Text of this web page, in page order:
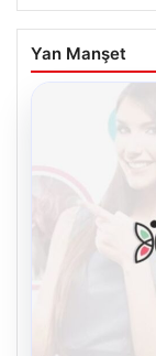
Yan Manşet